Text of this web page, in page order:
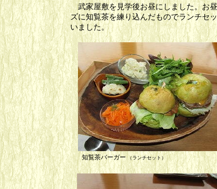
武家屋敷を見学後お昼にしました。お
ズに知覧茶を練り込んだものでランチセ
いました。
知覧茶バーガー（ランチセット） バー